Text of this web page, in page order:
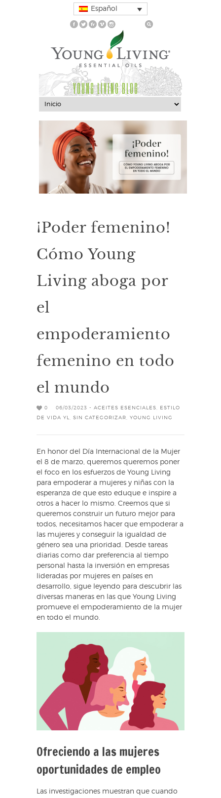
Español
YOUNG LIVING BLOG
¡Poder femenino!
Cómo Young
Living aboga por
el
empoderamiento
femenino en todo
el mundo
0 06/03/2023 - ACEITES ESENCIALES
ESTILO
DE VIDA YL
SIN CATEGORIZAR YOUNG LIVING
En honor del Día Internacional de la Mujer
el 8 de marzo, queremos queremos poner
el foco en los esfuerzos de Young Living
para empoderar a mujeres y niñas con la
esperanza de que esto eduque e inspire a
otros a hacer lo mismo. Creemos que si
queremos construir un futuro mejor para
todos, necesitamos hacer que empoderar a
las mujeres y conseguir la igualdad de
género sea una prioridad. Desde tareas
diarias como dar preferencia al tiempo
personal hasta la inversión en empresas
lideradas por mujeres en países en
desarrollo, sigue leyendo para descubrir las
diversas maneras en las que Young Living
promueve el empoderamiento de la mujer
en todo el mundo.
Ofreciendo a las mujeres
oportunidades de empleo
Las investigaciones muestran que cuando